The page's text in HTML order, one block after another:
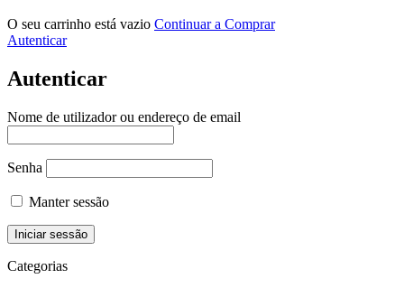
O seu carrinho está vazio Continuar a Comprar
Autenticar
Autenticar
Nome de utilizador ou endereço de email
Senha
Manter sessão
Categorias